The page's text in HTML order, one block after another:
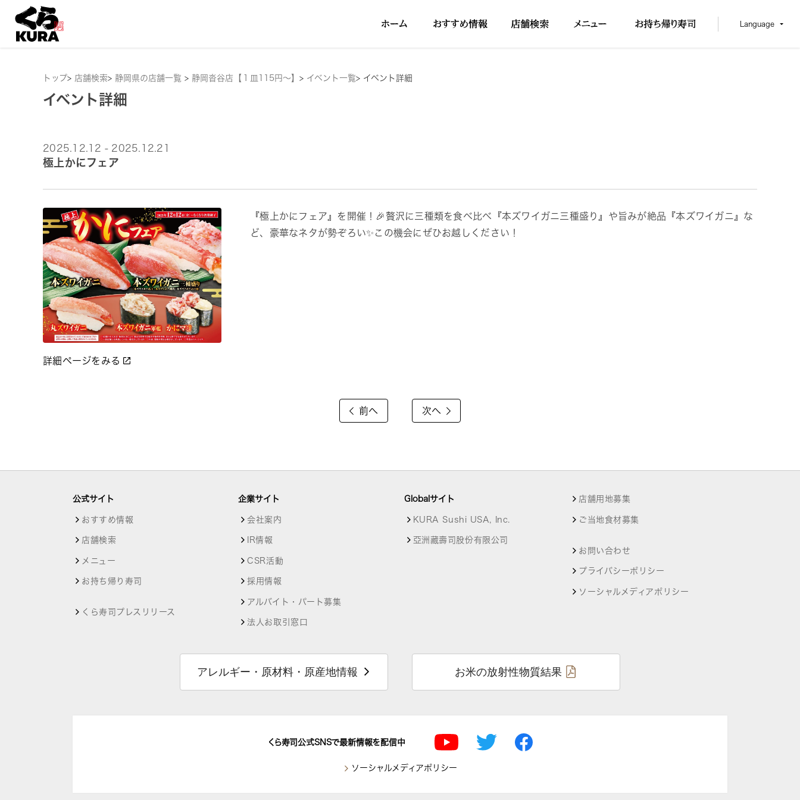
Language
トップ> 店舗検索> 静岡県の店舗一覧 > 静岡沓谷店【１皿115円～】 > イベント一覧> イベント詳細
イベント詳細
2025.12.12 - 2025.12.21
極上かにフェア
詳細ページをみる
『極上かにフェア』を開催！🎉贅沢に三種類を食べ比べ『本ズワイガニ三種盛り』や旨みが絶品『本ズワイガニ』な
ど、豪華なネタが勢ぞろい✨この機会にぜひお越しください！
前へ 次へ
公式サイト
おすすめ情報
店舗検索
メニュー
お持ち帰り寿司
くら寿司プレスリリース
企業サイト
会社案内
IR情報
CSR活動
採用情報
アルバイト・パート募集
法人お取引窓口
Globalサイト
KURA Sushi USA, Inc.
亞洲藏壽司股份有限公司
店舗用地募集
ご当地食材募集
お問い合わせ
プライバシーポリシー
ソーシャルメディアポリシー
アレルギー・原材料・原産地情報 お米の放射性物質結果
くら寿司公式SNSで最新情報を配信中
ソーシャルメディアポリシー